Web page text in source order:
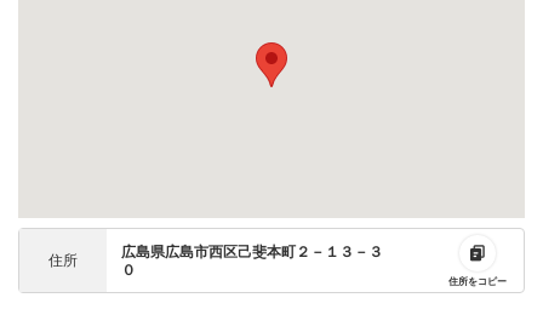
住所
広島県広島市西区己斐本町２－１３－３
０
住所をコピー